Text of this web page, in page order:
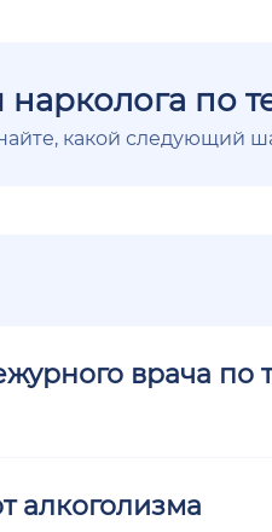
нарколога по
какой следующий
врача по
алкоголизма